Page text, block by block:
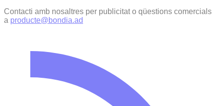
Contacti amb nosaltres per publicitat o qüestions comercials
a producte@bondia.ad